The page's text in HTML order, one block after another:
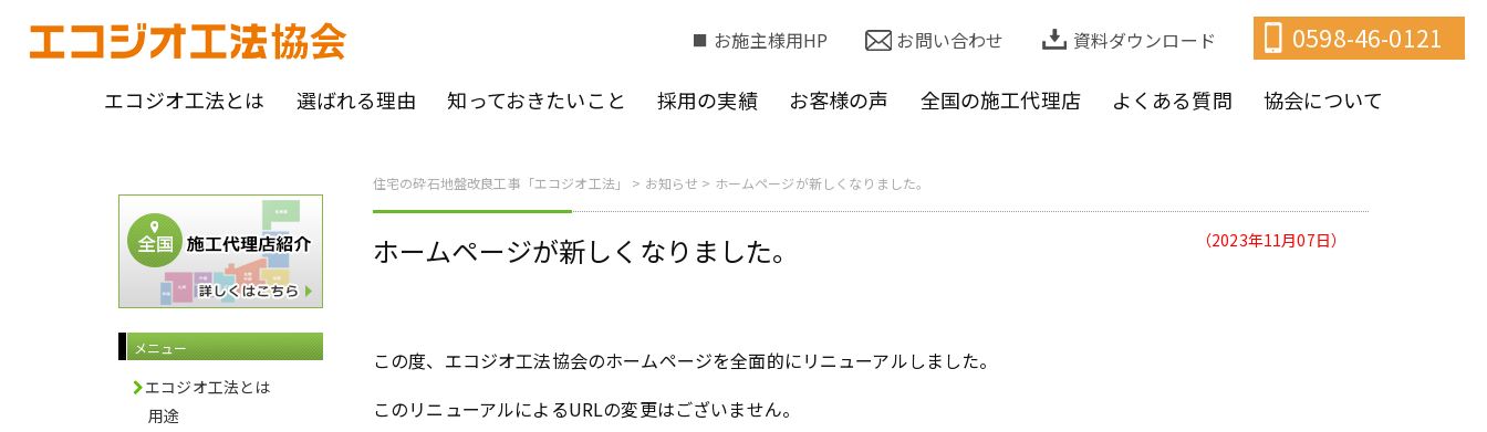
お施主様用HP お問い合わせ 資料ダウンロード 0598-46-0121
エコジオ工法とは 選ばれる理由 知っておきたいこと 採用の実績 お客様の声 全国の施工代理店 よくある質問 協会について
住宅の砕石地盤改良工事「エコジオ工法」 > お知らせ > ホームページが新しくなりました。
ホームページが新しくなりました。 （2023年11月07日）
この度、エコジオ工法協会のホームページを全面的にリニューアルしました。
このリニューアルによるURLの変更はございません。
メニュー
エコジオ工法とは
用途